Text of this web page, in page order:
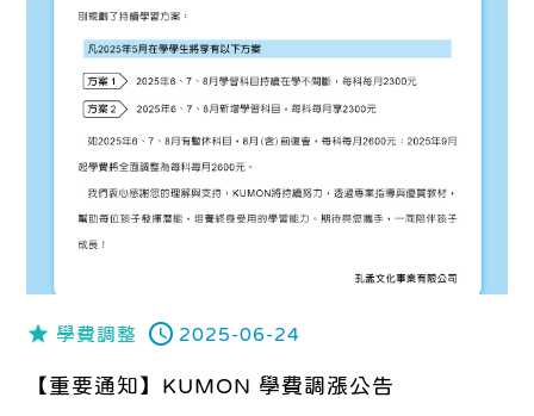
學費調整 2025-06-24
【重要通知】KUMON 學費調漲公告